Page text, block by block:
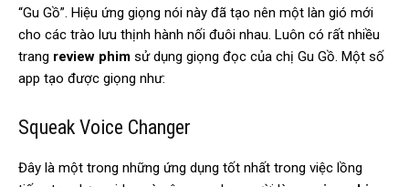
“Gu Gồ”. Hiệu ứng giọng nói này đã tạo nên một làn gió mới
cho các trào lưu thịnh hành nối đuôi nhau. Luôn có rất nhiều
trang review phim sử dụng giọng đọc của chị Gu Gồ. Một số
app tạo được giọng như:
Squeak Voice Changer
Đây là một trong những ứng dụng tốt nhất trong việc lồng